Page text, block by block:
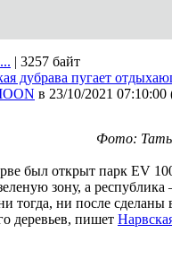
| 3257 байт
дубрава пугает
в 23/10/2021 07:10:00
Фото:
был открыт парк EV
зону, а
тогда, ни после сделаны
деревьев, пишет